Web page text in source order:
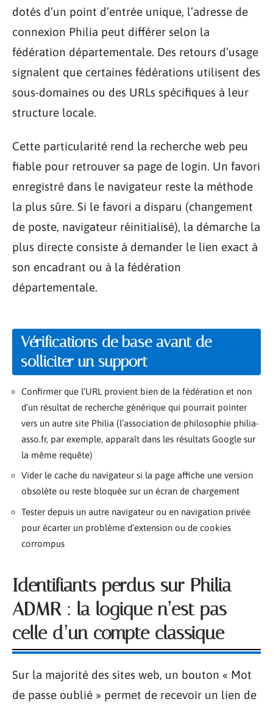
dotés d’un point d’entrée unique, l’adresse de
connexion Philia peut différer selon la
fédération départementale. Des retours d’usage
signalent que certaines fédérations utilisent des
sous-domaines ou des URLs spécifiques à leur
structure locale.
Cette particularité rend la recherche web peu
fiable pour retrouver sa page de login. Un favori
enregistré dans le navigateur reste la méthode
la plus sûre. Si le favori a disparu (changement
de poste, navigateur réinitialisé), la démarche la
plus directe consiste à demander le lien exact à
son encadrant ou à la fédération
départementale.
Vérifications de base avant de
solliciter un support
Confirmer que l’URL provient bien de la fédération et non
d’un résultat de recherche générique qui pourrait pointer
vers un autre site Philia (l’association de philosophie philia-
asso.fr, par exemple, apparaît dans les résultats Google sur
la même requête)
Vider le cache du navigateur si la page affiche une version
obsolète ou reste bloquée sur un écran de chargement
Tester depuis un autre navigateur ou en navigation privée
pour écarter un problème d’extension ou de cookies
corrompus
Identifiants perdus sur Philia
ADMR : la logique n’est pas
celle d’un compte classique
Sur la majorité des sites web, un bouton « Mot
de passe oublié » permet de recevoir un lien de